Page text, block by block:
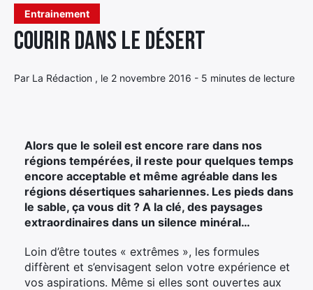
Entrainement
Courir dans le Désert
Par La Rédaction , le 2 novembre 2016 - 5 minutes de lecture
Alors que le soleil est encore rare dans nos
régions tempérées, il reste pour quelques temps
encore acceptable et même agréable dans les
régions désertiques sahariennes. Les pieds dans
le sable, ça vous dit ? A la clé, des paysages
extraordinaires dans un silence minéral…
Loin d’être toutes « extrêmes », les formules
diffèrent et s’envisagent selon votre expérience et
vos aspirations. Même si elles sont ouvertes aux
menu
de
menu
de
menu